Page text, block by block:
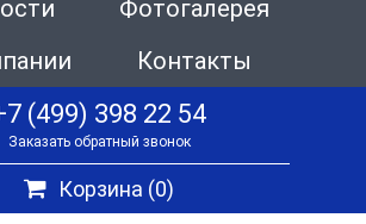
Фотогалерея
Контакты
(499) 398 22 54
Заказать обратный звонок
Корзина (0)